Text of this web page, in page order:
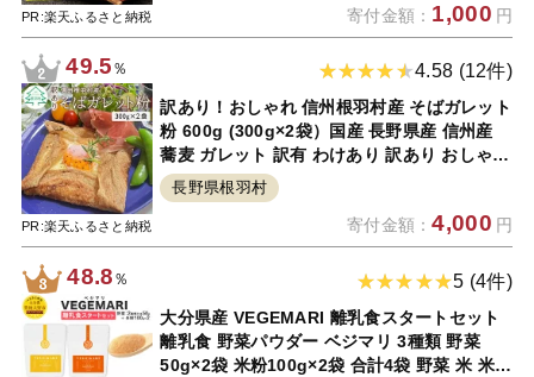
PR:楽天ふるさと納税 寄付金額： 1,000 円
49.5 ％
PR:楽天ふるさと納税
4.58 (12件)
訳あり！おしゃれ 信州根羽村産 そばガレット
粉 600g (300g×2袋）国産 長野県産 信州産
蕎麦 ガレット 訳有 わけあり 訳あり おしゃれ
カフェ スイーツ モーニング ランチ フルーツ
野菜 4000円 △
長野県根羽村
寄付金額：4,000 円
48.8 ％ 5 (4件)
大分県産 VEGEMARI 離乳食スタートセット
離乳食 野菜パウダー ベジマリ 3種類 野菜
50g×2袋 米粉100g×2袋 合計4袋 野菜 米 米粉